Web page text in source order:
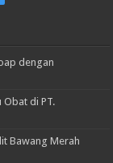
dengan
Obat di PT.
Bawang Merah